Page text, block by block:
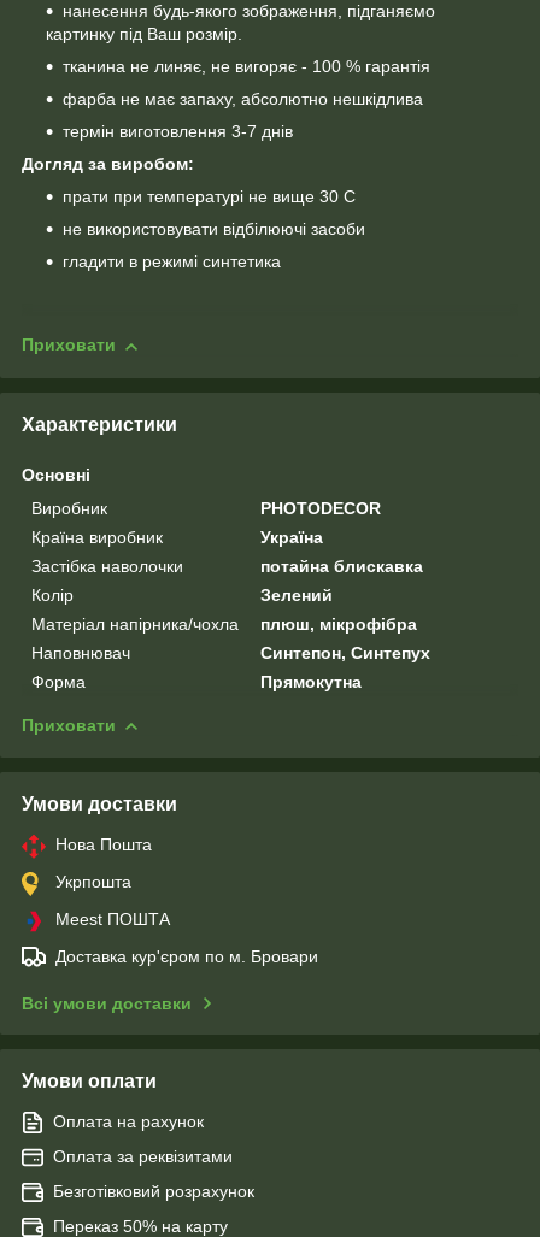
нанесення будь-якого зображення, підганяємо
картинку під Ваш розмір.
тканина не линяє, не вигоряє - 100 % гарантія
фарба не має запаху, абсолютно нешкідлива
термін виготовлення 3-7 днів
Догляд за виробом:
прати при температурі не вище 30 С
не використовувати відбілюючі засоби
гладити в режимі синтетика
Приховати
Характеристики
Основні
Виробник
PHOTODECOR
Країна виробник
Україна
Застібка наволочки
потайна блискавка
Колір
Зелений
Матеріал напірника/чохла
плюш, мікрофібра
Наповнювач
Синтепон, Синтепух
Форма
Прямокутна
Приховати
Умови доставки
Нова Пошта
Укрпошта
Meest ПОШТА
Доставка кур'єром по м. Бровари
Всі умови доставки
Умови оплати
Оплата на рахунок
Оплата за реквізитами
Безготівковий розрахунок
Переказ 50% на карту